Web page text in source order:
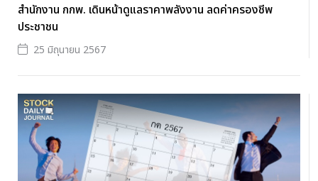
สำนักงาน กกพ. เดินหน้าดูแลราคาพลังงาน ลดค่าครองชีพ
ประชาชน
25 มิถุนายน 2567